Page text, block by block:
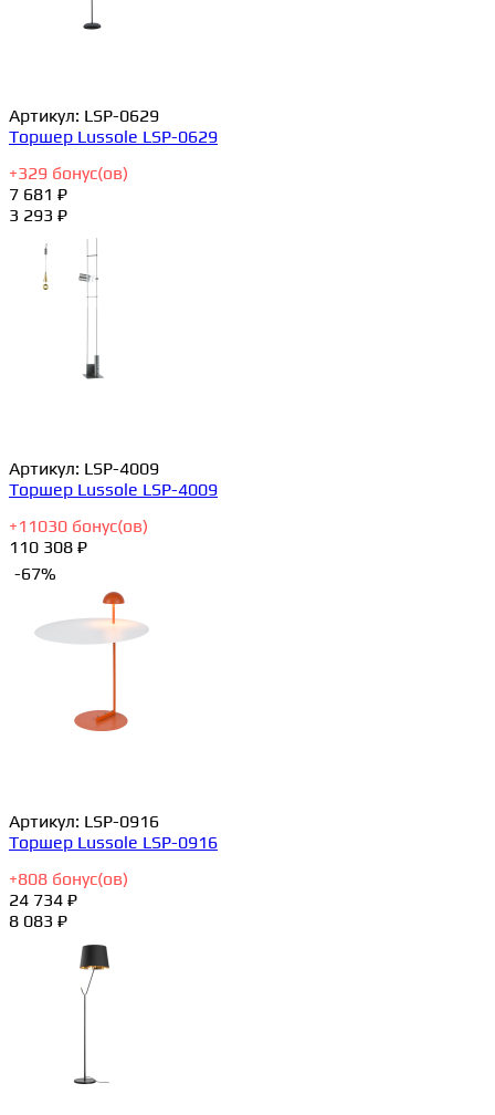
Артикул: LSP-0629
Торшер Lussole LSP-0629
+329 бонус(ов)
7 681 ₽
3 293 ₽
Артикул: LSP-4009
Торшер Lussole LSP-4009
+11030 бонус(ов)
110 308 ₽
-67%
Артикул: LSP-0916
Торшер Lussole LSP-0916
+808 бонус(ов)
24 734 ₽
8 083 ₽